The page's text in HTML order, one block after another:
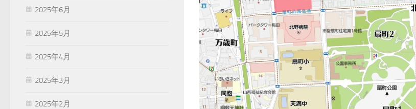
2025年6月
2025年5月
2025年4月
2025年3月
2025年2月